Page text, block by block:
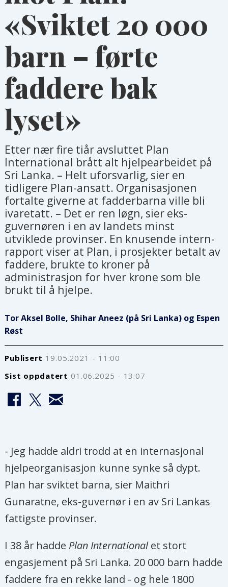
«Sviktet 20 000
barn – førte
faddere bak
lyset»
Etter nær fire tiår avsluttet Plan
International brått alt hjelpearbeidet på
Sri Lanka. – Helt uforsvarlig, sier en
tidligere Plan-ansatt. Organisasjonen
fortalte giverne at fadderbarna ville bli
ivaretatt. – Det er ren løgn, sier eks-
guvernøren i en av landets minst
utviklede provinser. En knusende intern-
rapport viser at Plan, i prosjekter betalt av
faddere, brukte to kroner på
administrasjon for hver krone som ble
brukt til å hjelpe.
Tor Aksel Bolle, Shihar Aneez (på Sri Lanka) og Espen
Røst
Publisert
19.05.2021 - 11:00
Sist oppdatert
01.06.2025 - 13:07
- Jeg hadde aldri trodd at en internasjonal
hjelpeorganisasjon kunne synke så dypt.
Plan har sviktet barna, sier Maithri
Gunaratne, eks-guvernør i en av Sri Lankas
fattigste provinser.
I 38 år hadde Plan Internationalet stort
engasjement på Sri Lanka. 20 000 barn hadde
faddere fra en rekke land - og hele 1800